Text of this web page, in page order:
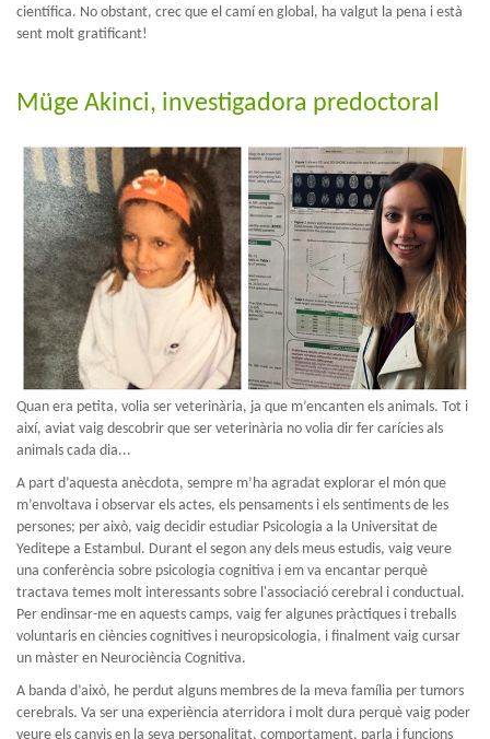
científica. No obstant, crec que el camí en global, ha valgut la pena i està
sent molt gratificant!
Müge Akinci, investigadora predoctoral
Quan era petita, volia ser veterinària, ja que m’encanten els animals. Tot i
així, aviat vaig descobrir que ser veterinària no volia dir fer carícies als
animals cada dia...
A part d’aquesta anècdota, sempre m’ha agradat explorar el món que
m’envoltava i observar els actes, els pensaments i els sentiments de les
persones; per això, vaig decidir estudiar Psicologia a la Universitat de
Yeditepe a Estambul. Durant el segon any dels meus estudis, vaig veure
una conferència sobre psicologia cognitiva i em va encantar perquè
tractava temes molt interessants sobre l'associació cerebral i conductual.
Per endinsar-me en aquests camps, vaig fer algunes pràctiques i treballs
voluntaris en ciències cognitives i neuropsicologia, i finalment vaig cursar
un màster en Neurociència Cognitiva.
A banda d’això, he perdut alguns membres de la meva família per tumors
cerebrals. Va ser una experiència aterridora i molt dura perquè vaig poder
veure els canvis en la seva personalitat, comportament, parla i funcions